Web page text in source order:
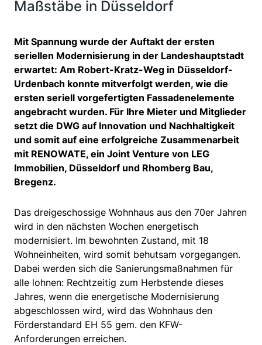
Maßstäbe in Düsseldorf
Mit Spannung wurde der Auftakt der ersten
seriellen Modernisierung in der Landeshauptstadt
erwartet: Am Robert-Kratz-Weg in Düsseldorf-
Urdenbach konnte mitverfolgt werden, wie die
ersten seriell vorgefertigten Fassadenelemente
angebracht wurden. Für Ihre Mieter und Mitglieder
setzt die DWG auf Innovation und Nachhaltigkeit
und somit auf eine erfolgreiche Zusammenarbeit
mit RENOWATE, ein Joint Venture von LEG
Immobilien, Düsseldorf und Rhomberg Bau,
Bregenz.
Das dreigeschossige Wohnhaus aus den 70er Jahren
wird in den nächsten Wochen energetisch
modernisiert. Im bewohnten Zustand, mit 18
Wohneinheiten, wird somit behutsam vorgegangen.
Dabei werden sich die Sanierungsmaßnahmen für
alle lohnen: Rechtzeitig zum Herbstende dieses
Jahres, wenn die energetische Modernisierung
abgeschlossen wird, wird das Wohnhaus den
Förderstandard EH 55 gem. den KFW-
Anforderungen erreichen.